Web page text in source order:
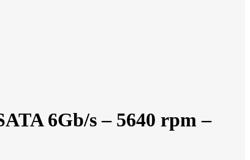
6Gb/s – 5640 rpm –